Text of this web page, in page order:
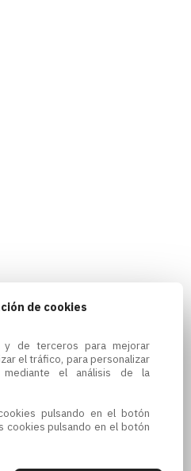
de cookies
y de terceros para mejorar
el tráfico, para personalizar
el análisis de la
pulsando en el botón
cookies pulsando en el botón